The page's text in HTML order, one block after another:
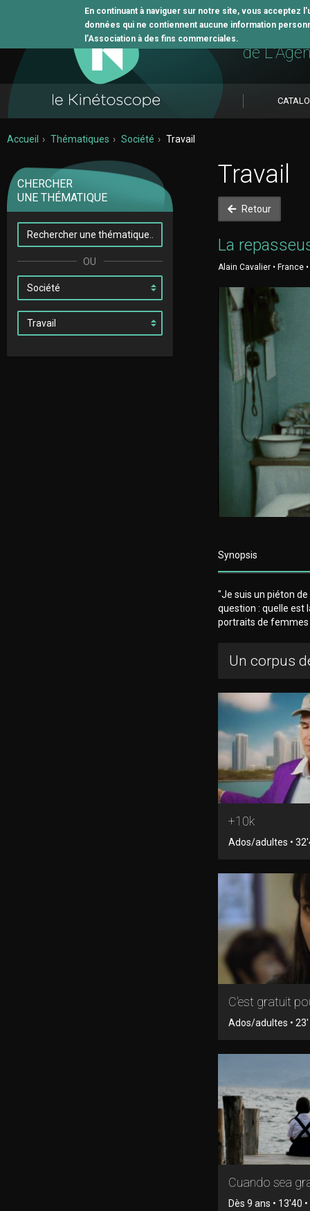
En continuant à naviguer sur notre site, vous
données qui ne contiennent aucune information
l’Association à des fins commerciales. L'outil
de
Accueil Thématiques Société Travail
CHERCHER
UNE THÉMATIQUE
Travail
Retour
La
Alain Cavalier • France
Synopsis
"Je suis un piéton
question : quelle est
portraits de femmes
Un corpus
+10k
Ados/adultes •
C'est gratuit
Ados/adultes • 23'
Cuando sea
Dès 9 ans • 13'40